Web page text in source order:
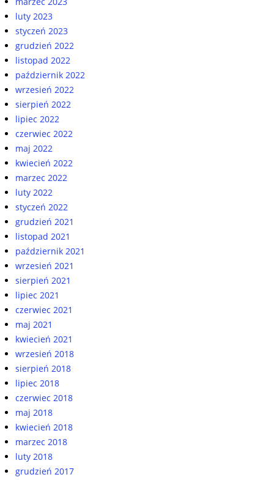
luty 2023
styczeń 2023
grudzień 2022
listopad 2022
październik 2022
wrzesień 2022
sierpień 2022
lipiec 2022
czerwiec 2022
maj 2022
kwiecień 2022
marzec 2022
luty 2022
styczeń 2022
grudzień 2021
listopad 2021
październik 2021
wrzesień 2021
sierpień 2021
lipiec 2021
czerwiec 2021
maj 2021
kwiecień 2021
wrzesień 2018
sierpień 2018
lipiec 2018
czerwiec 2018
maj 2018
kwiecień 2018
marzec 2018
luty 2018
grudzień 2017